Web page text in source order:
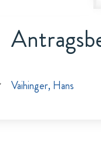
Vaihinger, Hans